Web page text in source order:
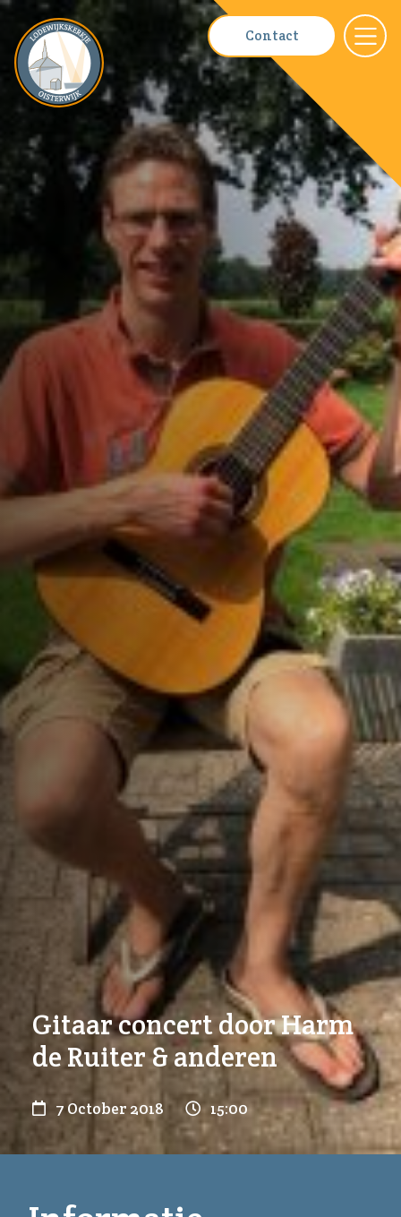
Contact
Gitaar concert door Harm
de Ruiter & anderen
7 October 2018 15:00